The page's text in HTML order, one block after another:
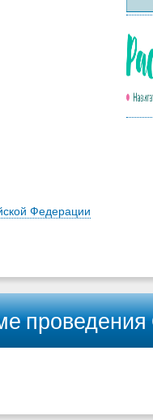
Федерации